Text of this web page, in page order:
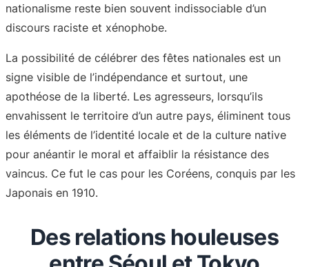
nationalisme reste bien souvent indissociable d’un
discours raciste et xénophobe.
La possibilité de célébrer des fêtes nationales est un
signe visible de l’indépendance et surtout, une
apothéose de la liberté. Les agresseurs, lorsqu’ils
envahissent le territoire d’un autre pays, éliminent tous
les éléments de l’identité locale et de la culture native
pour anéantir le moral et affaiblir la résistance des
vaincus. Ce fut le cas pour les Coréens, conquis par les
Japonais en 1910.
Des relations houleuses